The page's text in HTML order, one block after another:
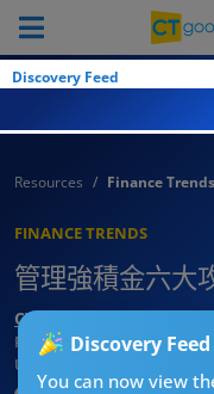
Discovery Feed
Discovery
You can now view
Resources Finance Trends
FINANCE TRENDS
管理強積金六大
CTgoodjobs’ Editor
Published:2025-05-07 15:45
Updated: